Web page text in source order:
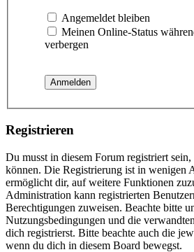
Angemeldet bleiben
Meinen Online-Status
verbergen
Registrieren
Du musst in diesem Forum registriert
können. Die Registrierung ist in wenigen
ermöglicht dir, auf weitere Funktionen
Administration kann registrierten
Berechtigungen zuweisen. Beachte bitte
Nutzungsbedingungen und die
dich registrierst. Bitte beachte auch die
wenn du dich in diesem Board bewegst.